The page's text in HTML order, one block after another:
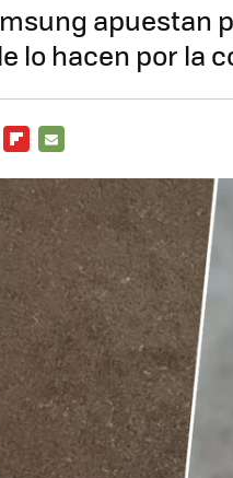
apuestan
lo hacen por la